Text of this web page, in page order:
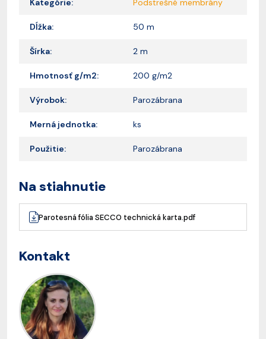
Kategórie: Podstrešné membrány
Dĺžka: 50 m
Šírka: 2 m
Hmotnosť g/m2: 200 g/m2
Výrobok: Parozábrana
Merná jednotka: ks
Použitie: Parozábrana
Na stiahnutie
Parotesná fólia SECCO technická karta.pdf
Kontakt